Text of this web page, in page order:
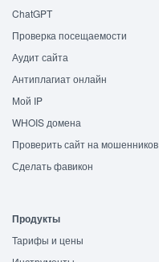
ChatGPT
Проверка посещаемости
Аудит сайта
Антиплагиат онлайн
Мой IP
WHOIS домена
Проверить сайт на мошенников
Сделать фавикон
Продукты
Тарифы и цены